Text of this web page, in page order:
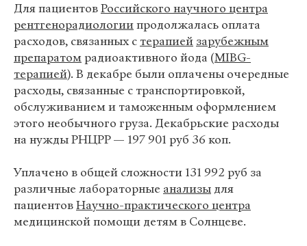
Для пациентовРоссийского научного центра
рентгенорадиологиипродолжалась оплата
расходов, связанных с терапией зарубежным
препаратомрадиоактивного йода (MIBG-
терапией). В декабре были оплачены очередные
расходы, связанные с транспортировкой,
обслуживанием и таможенным оформлением
этого необычного груза. Декабрьские расходы
на нужды РНЦРР — 197 901 руб 36 коп.
Уплачено в общей сложности 131 992 руб за
различные лабораторные анализы для
пациентовНаучно-практического центра
медицинской помощи детям в Солнцеве.